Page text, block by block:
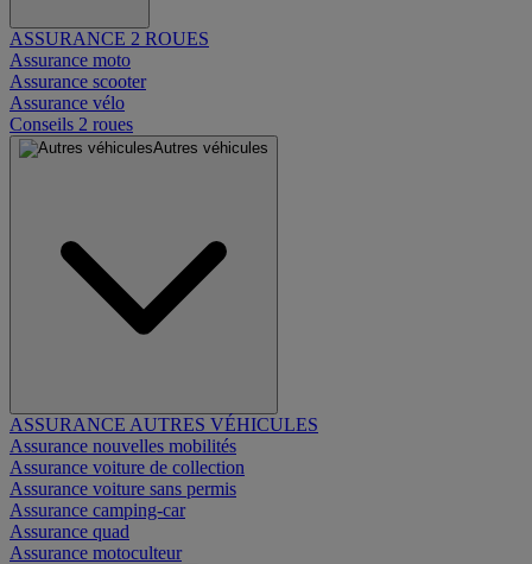
ASSURANCE 2 ROUES
Assurance moto
Assurance scooter
Assurance vélo
Conseils 2 roues
Autres véhicules
ASSURANCE AUTRES VÉHICULES
Assurance nouvelles mobilités
Assurance voiture de collection
Assurance voiture sans permis
Assurance camping-car
Assurance quad
Assurance motoculteur